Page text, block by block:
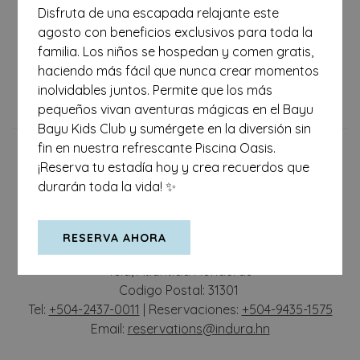
• Bayu Bayu: “Coco pequeños”, simbolizando la alegría,
inocencia y energía de la infancia caribeña.
• Oasis Pool Bar: “Refugio refrescante”, un remanso de calma y
sabor entre sol, agua y brisa tropical.
CONTACTO
POLITICA DE PRIVACIDAD
NOTIFICACIÓN DE ACCESO
Indura Beach & Golf Resort Curio Collection by Hilton
Camino de acceso a Tornabe
Tela, Atlántida Honduras
Codigo Postal: 31301
Tel: +504-2437-0011 | Reservaciones: +504-9435-1575
Email: reservations@indura.hn
Disfruta de una escapada relajante este
agosto con beneficios exclusivos para toda la
familia. Los niños se hospedan y comen gratis,
haciendo más fácil que nunca crear momentos
inolvidables juntos. Permite que los más
pequeños vivan aventuras mágicas en el Bayu
Bayu Kids Club y sumérgete en la diversión sin
fin en nuestra refrescante Piscina Oasis.
¡Reserva tu estadía hoy y crea recuerdos que
durarán toda la vida! ✨
RESERVA AHORA